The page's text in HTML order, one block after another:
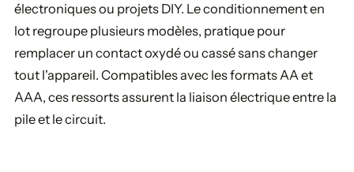
électroniques ou projets DIY. Le conditionnement en
lot regroupe plusieurs modèles, pratique pour
remplacer un contact oxydé ou cassé sans changer
tout l'appareil. Compatibles avec les formats AA et
AAA, ces ressorts assurent la liaison électrique entre la
pile et le circuit.